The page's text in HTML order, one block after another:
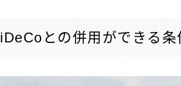
iDeCoとの併用ができる条